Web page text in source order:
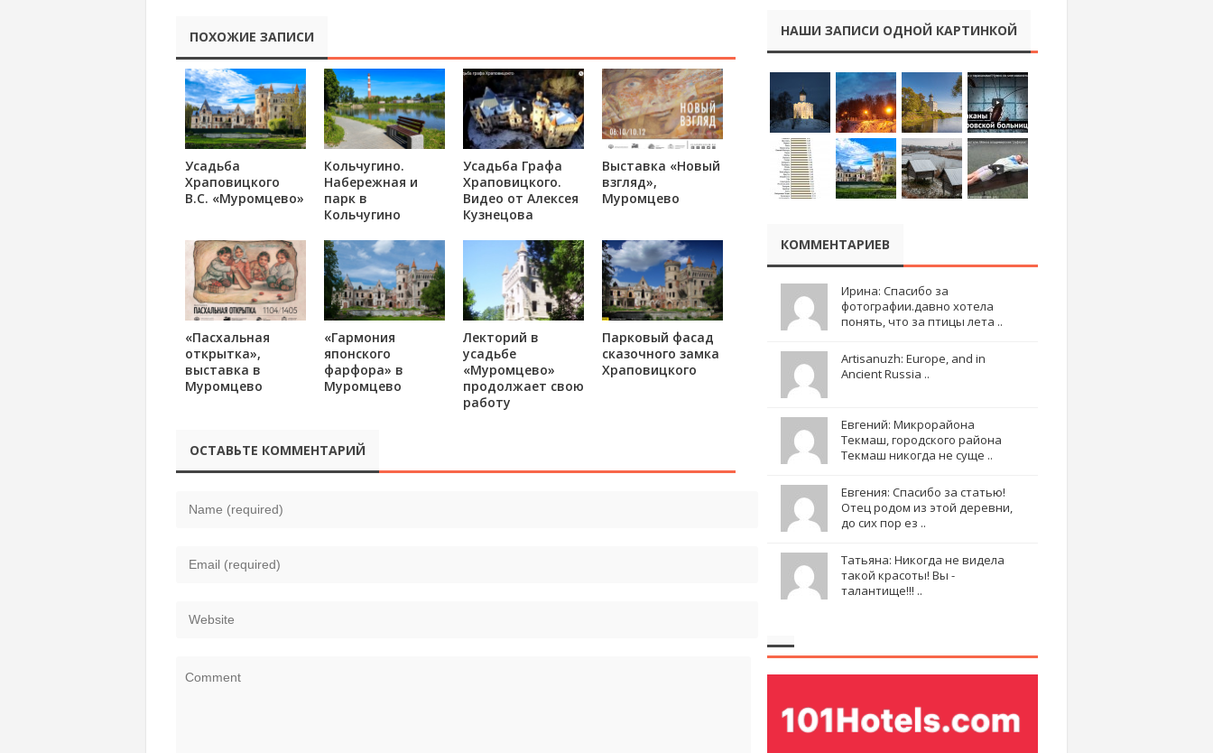
ПОХОЖИЕ ЗАПИСИ
Усадьба
Храповицкого
В.С. «Муромцево»
Кольчугино.
Набережная и
парк в
Кольчугино
Усадьба Графа
Храповицкого.
Видео от Алексея
Кузнецова
Выставка «Новый
взгляд»,
Муромцево
«Пасхальная
открытка»,
выставка в
Муромцево
«Гармония
японского
фарфора» в
Муромцево
Лекторий в
усадьбе
«Муромцево»
продолжает свою
работу
Парковый фасад
сказочного замка
Храповицкого
ОСТАВЬТЕ КОММЕНТАРИЙ
НАШИ ЗАПИСИ ОДНОЙ КАРТИНКОЙ
КОММЕНТАРИЕВ
Ирина: Спасибо за
фотографии.давно хотела
понять, что за птицы лета ..
Artisanuzh: Europe, and in
Ancient Russia ..
Евгений: Микрорайона
Текмаш, городского района
Текмаш никогда не суще ..
Евгения: Спасибо за статью!
Отец родом из этой деревни,
до сих пор ез ..
Татьяна: Никогда не видела
такой красоты! Вы -
талантище!!! ..